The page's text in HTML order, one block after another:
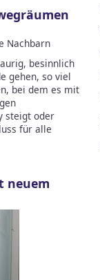
Nachbarn
besinnlich
gehen, so viel
bei dem es mit
steigt oder
für alle
neuem